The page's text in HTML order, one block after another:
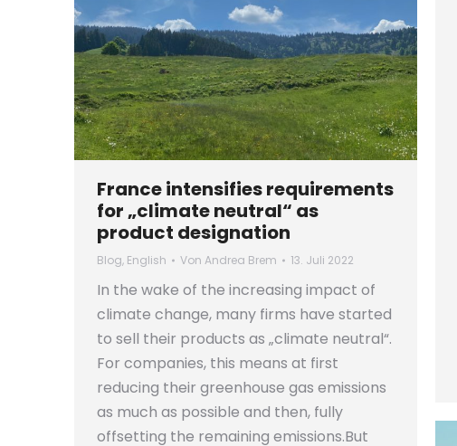
France intensifies requirements
for „climate neutral“ as
product designation
Blog, English Von Andrea Brem 13. Juli 2022
In the wake of the increasing impact of
climate change, many firms have started
to sell their products as „climate neutral“.
For companies, this means at first
reducing their greenhouse gas emissions
as much as possible and then, fully
offsetting the remaining emissions.But